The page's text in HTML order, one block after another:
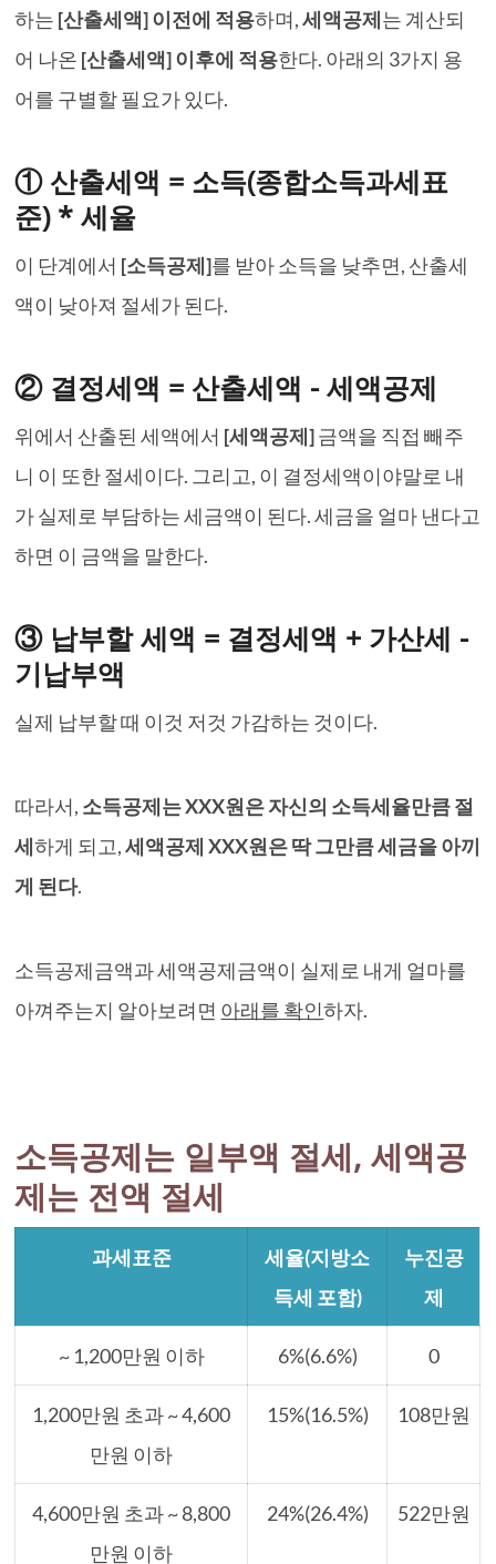
하는 [산출세액] 이전에 적용하며,세액공제는 계산되
어 나온 [산출세액] 이후에 적용한다. 아래의 3가지 용
어를 구별할 필요가 있다.
① 산출세액 = 소득(종합소득과세표
준) * 세율
이 단계에서 [소득공제]를 받아 소득을 낮추면, 산출세
액이 낮아져 절세가 된다.
② 결정세액 = 산출세액 - 세액공제
위에서 산출된 세액에서 [세액공제]금액을 직접 빼주
니 이 또한 절세이다. 그리고, 이 결정세액이야말로 내
가 실제로 부담하는 세금액이 된다. 세금을 얼마 낸다고
하면 이 금액을 말한다.
③ 납부할 세액 = 결정세액 + 가산세 -
기납부액
실제 납부할 때 이것 저것 가감하는 것이다.
따라서, 소득공제는 XXX원은 자신의 소득세율만큼 절
세하게 되고,세액공제 XXX원은 딱 그만큼 세금을 아끼
게 된다.
소득공제금액과 세액공제금액이 실제로 내게 얼마를
아껴주는지 알아보려면 아래를 확인하자.
소득공제는 일부액 절세, 세액공
제는 전액 절세
과세표준
세율(지방소
득세 포함)
누진공
제
~ 1,200만원 이하 6%(6.6%) 0
1,200만원 초과 ~ 4,600
만원 이하
15%(16.5%) 108만원
4,600만원 초과 ~ 8,800
만원 이하
24%(26.4%) 522만원